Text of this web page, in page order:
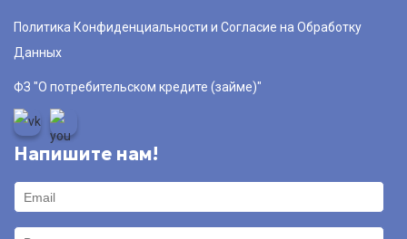
Политика Конфиденциальности и Согласие на Обработку
Данных
ФЗ "О потребительском кредите (займе)"
Напишите нам!